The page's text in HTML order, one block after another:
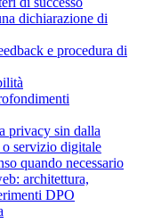
dichiarazione di
e procedura di
privacy sin dalla
servizio digitale
quando necessario
architettura,
DPO